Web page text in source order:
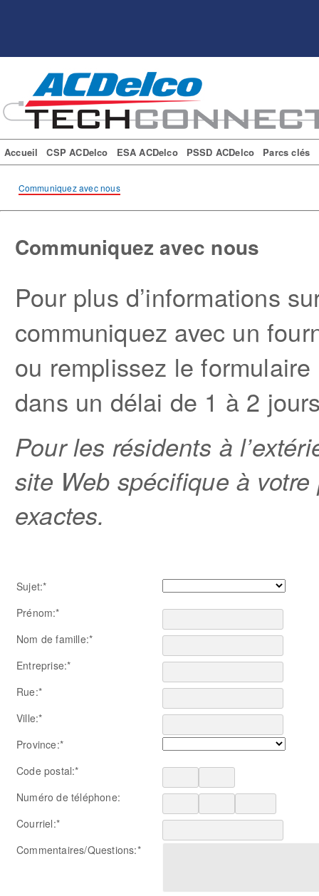
Accueil CSP ACDelco ESA ACDelco PSSD ACDelco Parcs clés
Communiquez avec nous
Communiquez avec nous
Pour plus d’informations
communiquez avec un
ou remplissez le
dans un délai de 1 à 2
Pour les résidents à
site Web spécifique à
exactes.
Sujet:*
Prénom:*
Nom de famille:*
Entreprise:*
Rue:*
Ville:*
Province:*
Code postal:*
Numéro de téléphone:
Courriel:*
Commentaires/Questions:*